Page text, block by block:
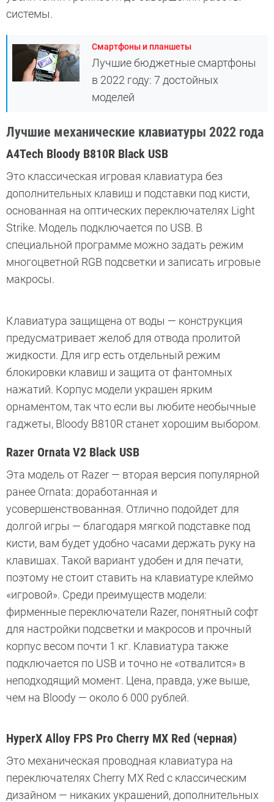
системы.
Смартфоны и планшеты
Лучшие бюджетные смартфоны
в 2022 году: 7 достойных
моделей
Лучшие механические клавиатуры 2022 года
A4Tech Bloody B810R Black USB
Это классическая игровая клавиатура без
дополнительных клавиш и подставки под кисти,
основанная на оптических переключателях Light
Strike. Модель подключается по USB. В
специальной программе можно задать режим
многоцветной RGB подсветки и записать игровые
макросы.
Клавиатура защищена от воды — конструкция
предусматривает желоб для отвода пролитой
жидкости. Для игр есть отдельный режим
блокировки клавиш и защита от фантомных
нажатий. Корпус модели украшен ярким
орнаментом, так что если вы любите необычные
гаджеты, Bloody B810R станет хорошим выбором.
Razer Ornata V2 Black USB
Эта модель от Razer — вторая версия популярной
ранее Ornata: доработанная и
усовершенствованная. Отлично подойдет для
долгой игры — благодаря мягкой подставке под
кисти, вам будет удобно часами держать руку на
клавишах. Такой вариант удобен и для печати,
поэтому не стоит ставить на клавиатуре клеймо
«игровой». Среди преимуществ модели:
фирменные переключатели Razer, понятный софт
для настройки подсветки и макросов и прочный
корпус весом почти 1 кг. Клавиатура также
подключается по USB и точно не «отвалится» в
неподходящий момент. Цена, правда, уже выше,
чем на Bloody — около 6 000 рублей.
HyperX Alloy FPS Pro Cherry MX Red (черная)
Это механическая проводная клавиатура на
переключателях Cherry MX Red с классическим
дизайном — никаких украшений, дополнительных